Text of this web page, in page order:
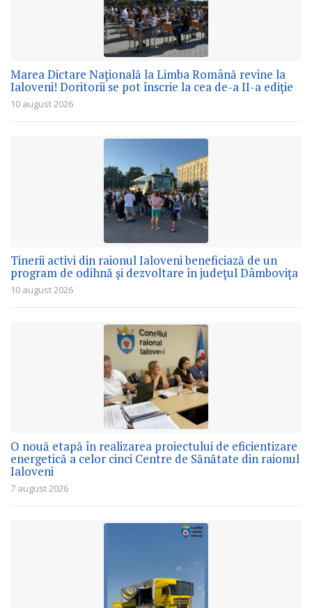
Marea Dictare Națională la Limba Română revine la
Ialoveni! Doritorii se pot înscrie la cea de-a II-a ediție
10 august 2026
Tinerii activi din raionul Ialoveni beneficiază de un
program de odihnă și dezvoltare în județul Dâmbovița
10 august 2026
O nouă etapă în realizarea proiectului de eficientizare
energetică a celor cinci Centre de Sănătate din raionul
Ialoveni
7 august 2026